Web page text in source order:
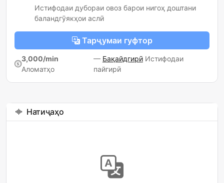
Истифодаи дубораи овоз барои нигоҳ доштани
баландгӯякҳои аслӣ
Тарҷумаи гуфтор
3,000/min
Аломатҳо
— БақайдгирӣИстифодаи
пайгирӣ
Натиҷаҳо